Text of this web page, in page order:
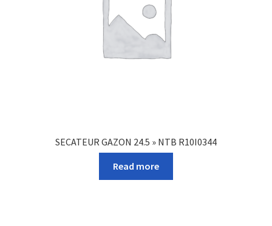
SECATEUR GAZON 24.5 » NTB R10I0344
Read more